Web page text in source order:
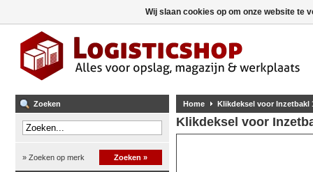
Zoeken
» Zoeken op merk Zoeken »
Home Klikdeksel voor Inzetbakl
Klikdeksel voor
Wij slaan cookies op om onze website te